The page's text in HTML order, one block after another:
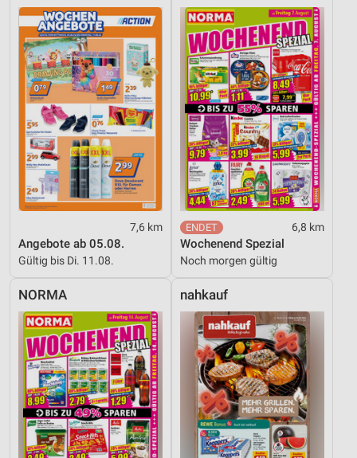
7,6 km
Angebote ab 05.08.
Gültig bis Di. 11.08.
6,8 km
Wochenend Spezial
Noch morgen gültig
NORMA nahkauf